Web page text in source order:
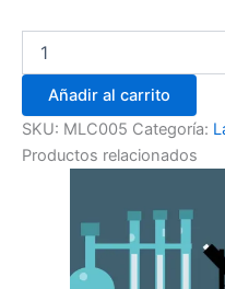
Añadir al carrito
SKU: MLC005 Categoría:
Productos relacionados